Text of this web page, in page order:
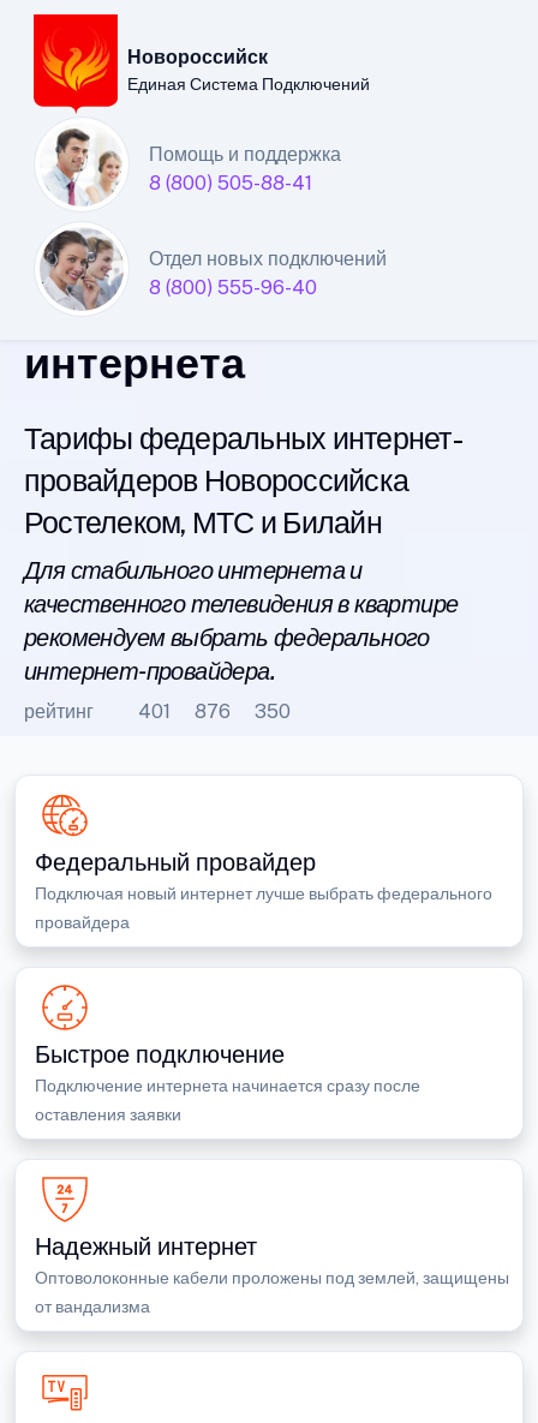
Новороссийск
Единая Система Подключений
Помощь и поддержка
8 (800) 505-88-41
Отдел новых подключений
8 (800) 555-96-40
Новороссийский
филиал
Единой Системы
Подключений
интернета
Тарифы федеральных интернет-
провайдеров Новороссийска
Ростелеком, МТС и Билайн
Для стабильного интернета и
качественного телевидения в квартире
рекомендуем выбрать федерального
интернет-провайдера.
рейтинг 401 876 350
Федеральный провайдер
Подключая новый интернет лучше выбрать федерального
провайдера
Быстрое подключение
Подключение интернета начинается сразу после
оставления заявки
Надежный интернет
Оптоволоконные кабели проложены под землей, защищены
от вандализма